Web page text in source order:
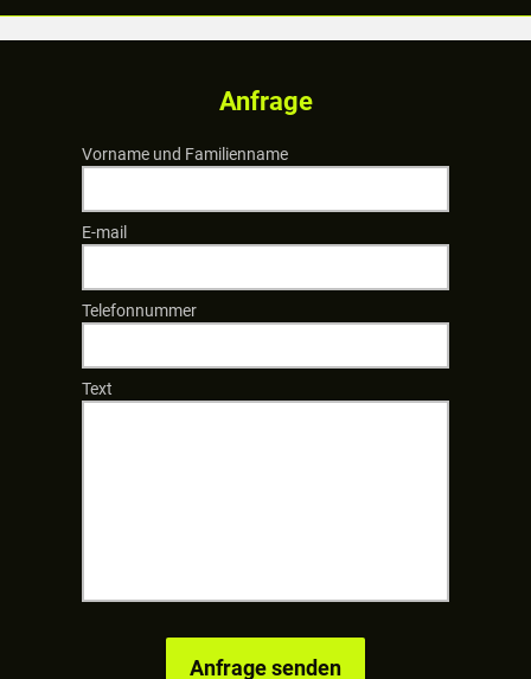
Anfrage
Vorname und Familienname
E-mail
Telefonnummer
Text